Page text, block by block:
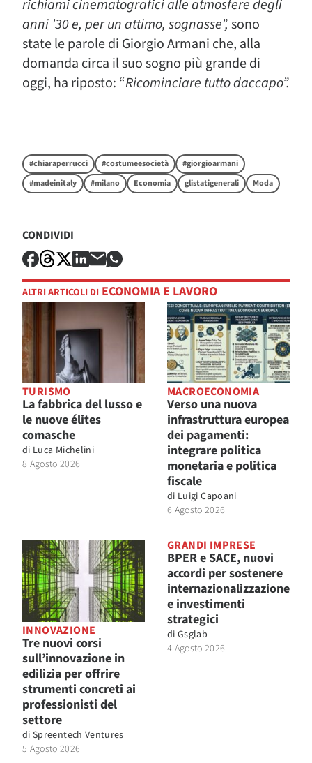
richiami cinematografici alle atmosfere degli
anni ’30 e, per un attimo, sognasse”,sono
state le parole di Giorgio Armani che, alla
domanda circa il suo sogno più grande di
oggi, ha riposto: “Ricominciare tutto daccapo”.
#chiaraperrucci #costumeesocietà
#giorgioarmani
#madeinitaly
#milano Economia glistatigenerali Moda
CONDIVIDI
ALTRI ARTICOLI DI ECONOMIA E LAVORO
TURISMO
La fabbrica del lusso e
le nuove élites
comasche
di Luca Michelini
8 Agosto 2026
MACROECONOMIA
Verso una nuova
infrastruttura europea
dei pagamenti:
integrare politica
monetaria e politica
fiscale
di Luigi Capoani
6 Agosto 2026
INNOVAZIONE
Tre nuovi corsi
sull’innovazione in
edilizia per offrire
strumenti concreti ai
professionisti del
settore
di Spreentech Ventures
5 Agosto 2026
GRANDI IMPRESE
BPER e SACE, nuovi
accordi per sostenere
internazionalizzazione
e investimenti
strategici
di Gsglab
4 Agosto 2026